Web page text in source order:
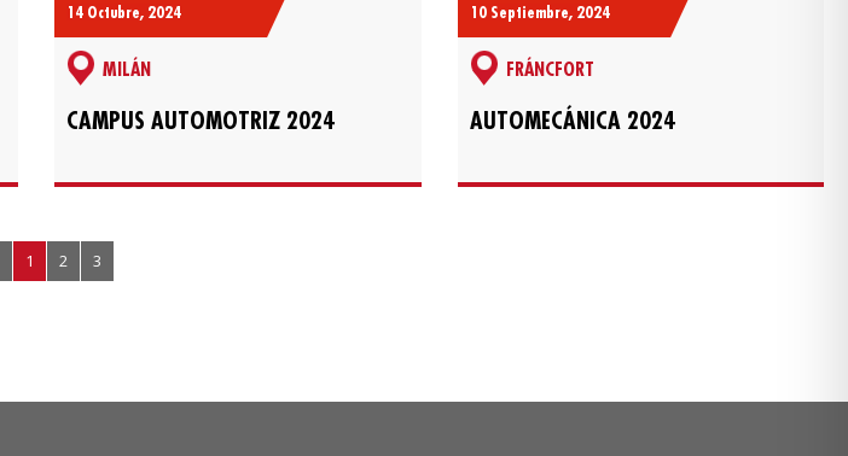
14 Octubre, 2024
MILÁN
CAMPUS AUTOMOTRIZ 2024
10 Septiembre, 2024
FRÁNCFORT
AUTOMECÁNICA 2024
1 2 3